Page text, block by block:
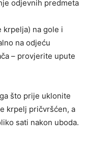
odjevnih predmeta
na gole i
na odjeću
– provjerite upute
što prije uklonite
krpelj pričvršćen, a
sati nakon uboda.